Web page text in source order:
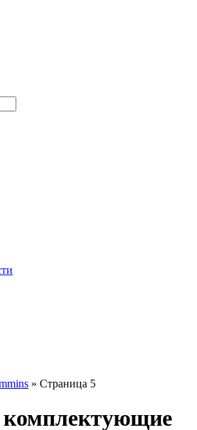
» Страница 5
комплектующие